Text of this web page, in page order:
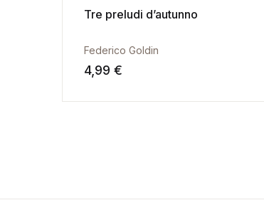
Tre preludi d’autunno
Federico Goldin
4,99 €